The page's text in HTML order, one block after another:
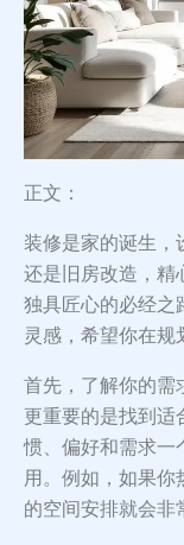
正文：
装修是家的诞生，
还是旧房改造，精
独具匠心的必经之
灵感，希望你在规
首先，了解你的需
更重要的是找到适
惯、偏好和需求一
用。例如，如果
的空间安排就会非